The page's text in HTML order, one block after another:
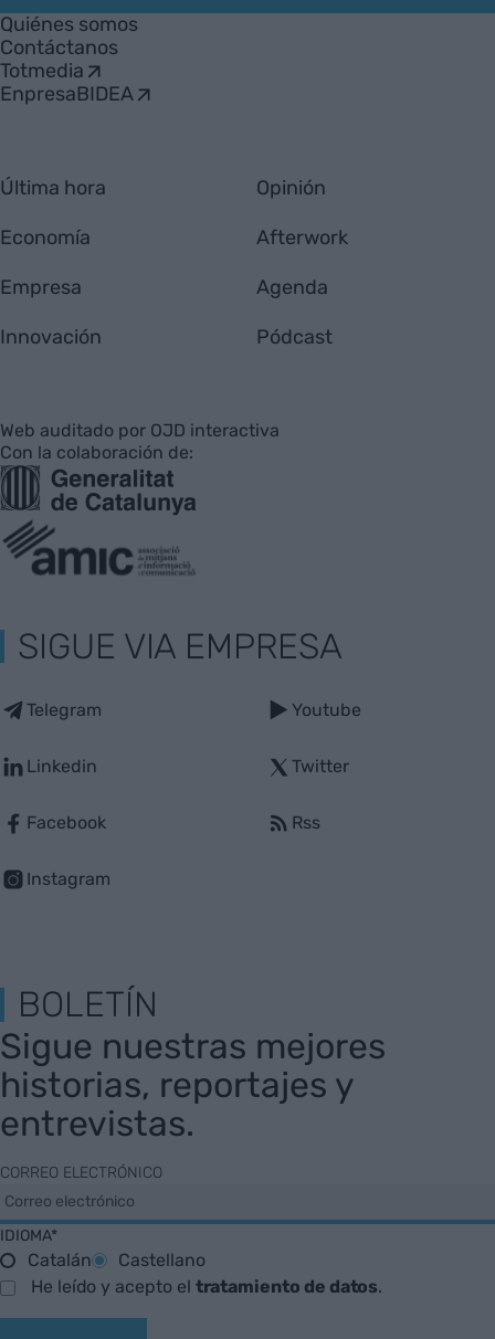
Empresa
Quiénes somos
Contáctanos
Totmedia
EnpresaBIDEA
Última hora
Economía
Empresa
Innovación
Opinión
Afterwork
Agenda
Pódcast
Web auditado por OJD interactiva
Con la colaboración de:
SIGUE VIA EMPRESA
Telegram
Linkedin
Facebook
Instagram
Youtube
Twitter
Rss
BOLETÍN
Sigue nuestras mejores
historias, reportajes y
entrevistas.
CORREO ELECTRÓNICO
IDIOMA*
Catalán
Castellano
He leído y acepto el tratamiento de datos.